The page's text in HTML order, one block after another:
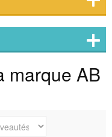
marque AB